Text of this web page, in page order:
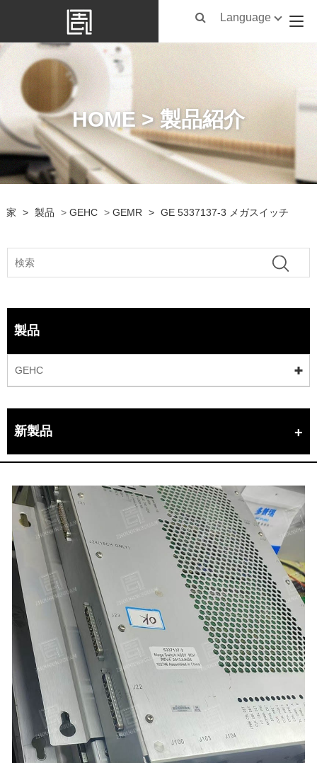
Language
HOME > 製品紹介
家 > 製品 > GEHC > GEMR > GE 5337137-3 メガスイッチ
製品
GEHC
新製品